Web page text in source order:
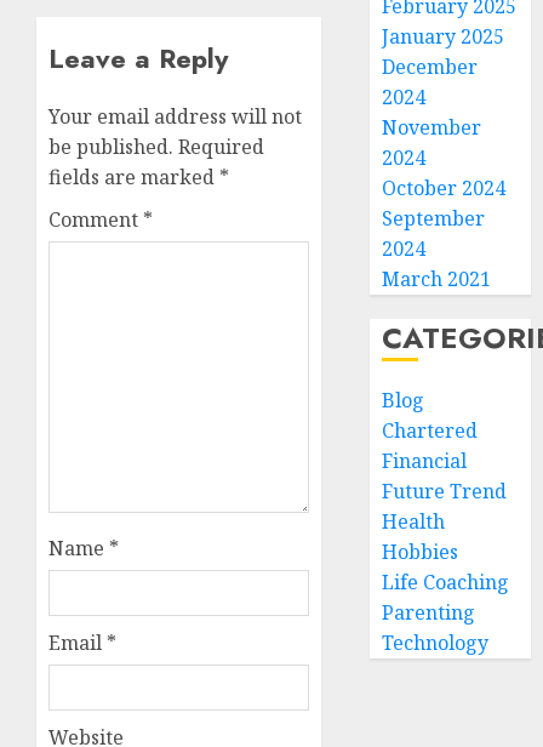
Leave a Reply
Your email address will not
be published. Required
fields are marked *
Comment *
Name *
Email *
Website
February 2025
January 2025
December
2024
November
2024
October 2024
September
2024
March 2021
Blog
Chartered
Financial
Future Trend
Health
Hobbies
Life Coaching
Parenting
Technology